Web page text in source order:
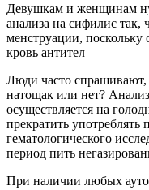
Девушкам и женщинам
анализа на сифилис так,
менструации, поскольку
кровь антител
Люди часто спрашивают,
натощак или нет?
осуществляется на
прекратить
гематологического
период пить
При наличии любых